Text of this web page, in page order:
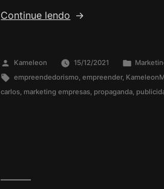
Continue lendo
Kameleon 15/12/2021
empreendedorismo,empreender,
carlos, marketing empresas, propaganda,